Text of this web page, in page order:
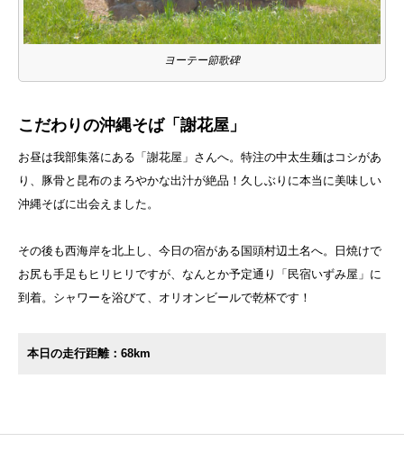
ヨーテー節歌碑
こだわりの沖縄そば「謝花屋」
お昼は我部集落にある「謝花屋」さんへ。特注の中太生麺はコシがあ
り、豚骨と昆布のまろやかな出汁が絶品！久しぶりに本当に美味しい
沖縄そばに出会えました。
その後も西海岸を北上し、今日の宿がある国頭村辺土名へ。日焼けで
お尻も手足もヒリヒリですが、なんとか予定通り「民宿いずみ屋」に
到着。シャワーを浴びて、オリオンビールで乾杯です！
本日の走行距離：68km